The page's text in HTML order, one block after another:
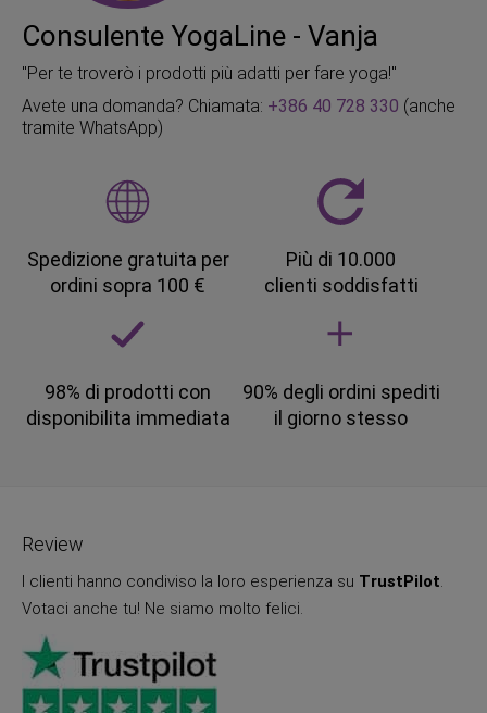
Consulente YogaLine - Vanja
"Per te troverò i prodotti più adatti per fare yoga!"
Avete una domanda? Chiamata: +386 40 728 330 (anche
tramite WhatsApp)
Spedizione gratuita per
ordini sopra 100 €
Più di 10.000
clienti soddisfatti
98% di prodotti con
disponibilita immediata
90% degli ordini spediti
il giorno stesso
Review
I clienti hanno condiviso la loro esperienza su TrustPilot.
Votaci anche tu! Ne siamo molto felici.